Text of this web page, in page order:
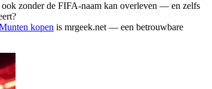
ook zonder de FIFA-naam kan overleven — en zelfs
kopen is mrgeek.net — een betrouwbare